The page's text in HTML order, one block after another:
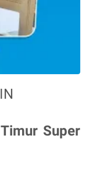
Super